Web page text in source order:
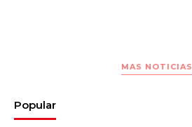
MAS NOTICIAS
Popular